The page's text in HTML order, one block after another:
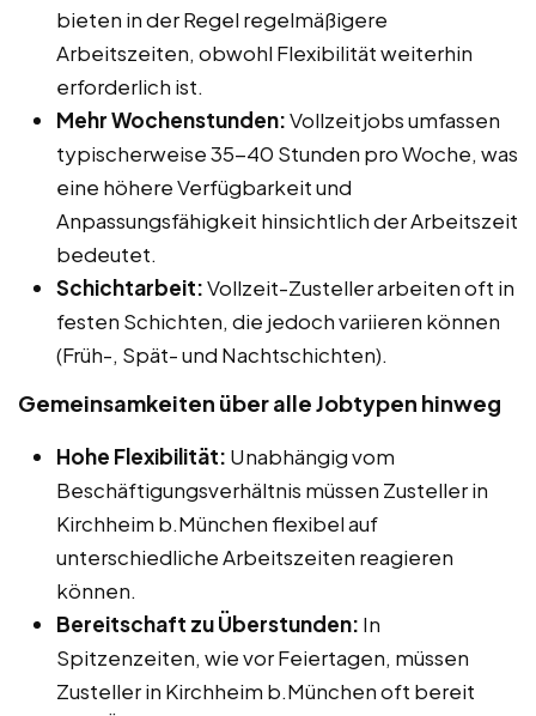
bieten in der Regel regelmäßigere
Arbeitszeiten, obwohl Flexibilität weiterhin
erforderlich ist.
Mehr Wochenstunden:Vollzeitjobs umfassen
typischerweise 35-40 Stunden pro Woche, was
eine höhere Verfügbarkeit und
Anpassungsfähigkeit hinsichtlich der Arbeitszeit
bedeutet.
Schichtarbeit:Vollzeit-Zusteller arbeiten oft in
festen Schichten, die jedoch variieren können
(Früh-, Spät- und Nachtschichten).
Gemeinsamkeiten über alle Jobtypen hinweg
Hohe Flexibilität: Unabhängig vom
Beschäftigungsverhältnis müssen Zusteller in
Kirchheim b.München flexibel auf
unterschiedliche Arbeitszeiten reagieren
können.
Bereitschaft zu Überstunden: In
Spitzenzeiten, wie vor Feiertagen, müssen
Zusteller in Kirchheim b.München oft bereit